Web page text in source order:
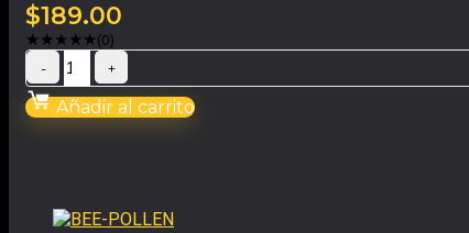
$189.00
★★★★★(0)
Añadir al carrito